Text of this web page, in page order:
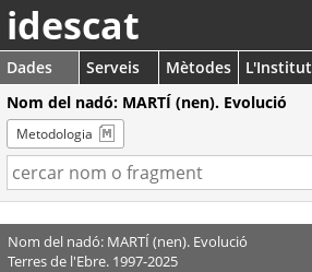
idescat
Dades Serveis Mètodes
L'Institut
Nom del nadó: MARTÍ (nen). Evolució
Metodologia
Nom del nadó: MARTÍ (nen). Evolució
Terres de l'Ebre. 1997-2025